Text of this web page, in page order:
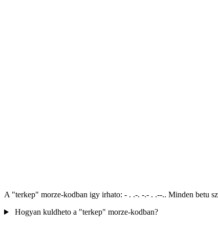
A "terkep" morze-kodban igy irhato: - . .-. -.- . .--.. Minden betu
Hogyan kuldheto a "terkep" morze-kodban?